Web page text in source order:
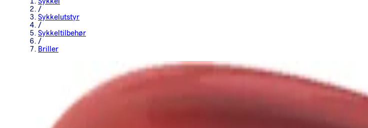
/
Sykkelutstyr
/
Sykkeltilbehør
/
Briller